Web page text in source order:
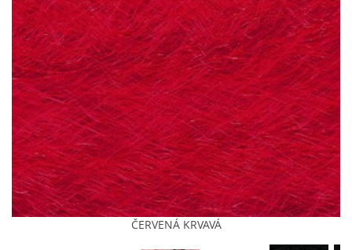
KONTAKT
MÍŠA
(pište, nevolejte)
+420 607875420
(pište, nevolejte)
RASTA4U@SEZNAM.CZ
PLETU NA PRAZE 8
© 2026 eStránky.cz |Tisk|Aktualizováno: 4. 8. 2026|Nahoru ↑
ČERVENÁ KRVAVÁ